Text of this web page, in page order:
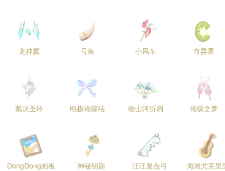
龙神翼 号角 小风车 奇异果
裁决圣环 电极蝴蝶结 绘山河折扇 蝴蝶之梦
DongDong画板 神秘钥匙 汪汪复合弓 海滩尤克里